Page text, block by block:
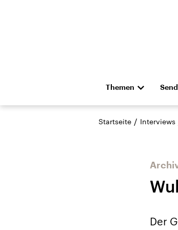
Themen
Die Nachrichten
Hörspiel und
Anhalt 2026
Startseite / Interviews
Der